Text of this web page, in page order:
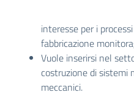
interesse per i
fabbricazione
Vuole inserirsi nel
costruzione di sistemi
meccanici.